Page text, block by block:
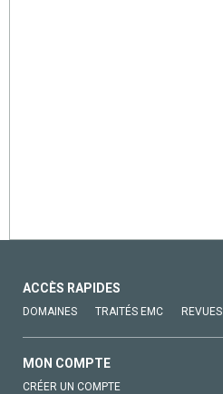
ACCÈS RAPIDES
DOMAINES TRAITÉS EMC REVUES
MON COMPTE
CRÉER UN COMPTE